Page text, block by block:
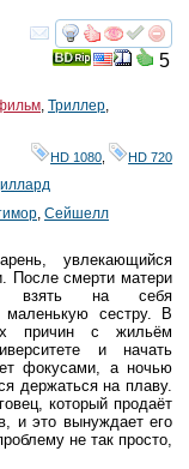
смотреть
5
, Триллер,
HD 1080 HD 720
, Сейшелл
увлекающийся
После смерти матери
взять на себя
маленькую сестру. В
причин с жильём
и начать
фокусами, а ночью
держаться на плаву.
который продаёт
и это вынуждает его
не так просто,